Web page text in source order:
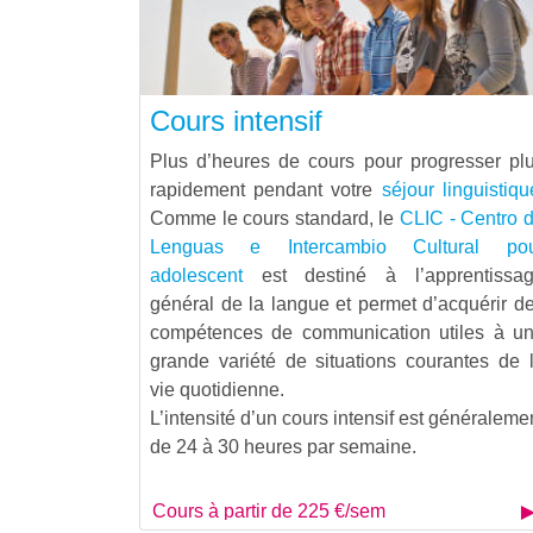
Cours intensif
Plus d’heures de cours pour progresser
rapidement pendant votre séjour
Comme le cours standard, leCLIC - Centro
Lenguas e Intercambio Cultural
adolescentest destiné à
général de la langue et permet d’acquérir
compétences de communication utiles à
grande variété de situations courantes de
vie quotidienne.
L’intensité d’un cours intensif est
de 24 à 30 heures par semaine.
Cours à partir de 225 €/sem